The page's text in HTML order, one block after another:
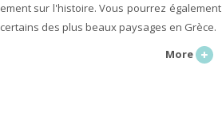
sur l'histoire. Vous pourrez également
des plus beaux paysages en Grèce.
More